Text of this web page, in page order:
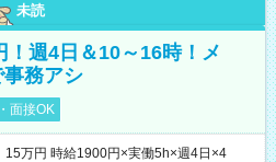
未読
週4日＆10～16時！メ
務アシ
面接OK
万円 時給1900円×実働5h×週4日×4